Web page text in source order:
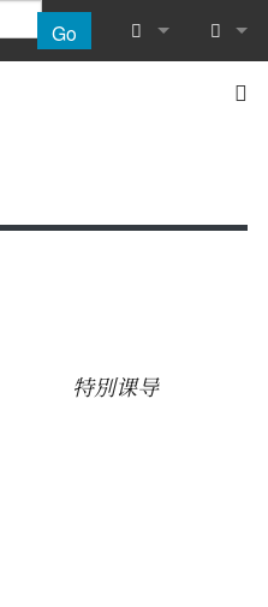
Go
What links
Page
Log in
特別课导